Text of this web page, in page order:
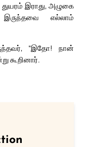
துயரம் இராது, அழுகை
எல்லாம்
“இதோ! நான்
கூறினார்.